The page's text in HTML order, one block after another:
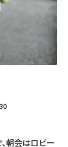
朝会はロビー